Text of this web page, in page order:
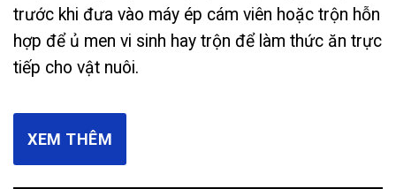
trước khi đưa vào máy ép cám viên hoặc trộn hỗn
hợp để ủ men vi sinh hay trộn để làm thức ăn trực
tiếp cho vật nuôi.
XEM THÊM